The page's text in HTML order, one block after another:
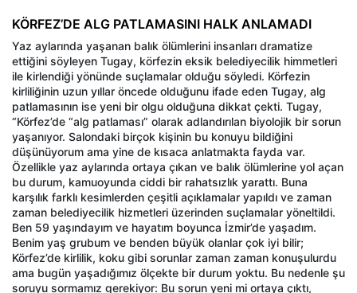
KÖRFEZ’DE ALG PATLAMASINI HALK ANLAMADI
Yaz aylarında yaşanan balık ölümlerini insanları dramatize
ettiğini söyleyen Tugay, körfezin eksik belediyecilik himmetleri
ile kirlendiği yönünde suçlamalar olduğu söyledi. Körfezin
kirliliğinin uzun yıllar öncede olduğunu ifade eden Tugay, alg
patlamasının ise yeni bir olgu olduğuna dikkat çekti. Tugay,
“Körfez’de “alg patlaması” olarak adlandırılan biyolojik bir sorun
yaşanıyor. Salondaki birçok kişinin bu konuyu bildiğini
düşünüyorum ama yine de kısaca anlatmakta fayda var.
Özellikle yaz aylarında ortaya çıkan ve balık ölümlerine yol açan
bu durum, kamuoyunda ciddi bir rahatsızlık yarattı. Buna
karşılık farklı kesimlerden çeşitli açıklamalar yapıldı ve zaman
zaman belediyecilik hizmetleri üzerinden suçlamalar yöneltildi.
Ben 59 yaşındayım ve hayatım boyunca İzmir’de yaşadım.
Benim yaş grubum ve benden büyük olanlar çok iyi bilir;
Körfez’de kirlilik, koku gibi sorunlar zaman zaman konuşulurdu
ama bugün yaşadığımız ölçekte bir durum yoktu. Bu nedenle şu
soruyu sormamız gerekiyor: Bu sorun yeni mi ortaya çıktı,